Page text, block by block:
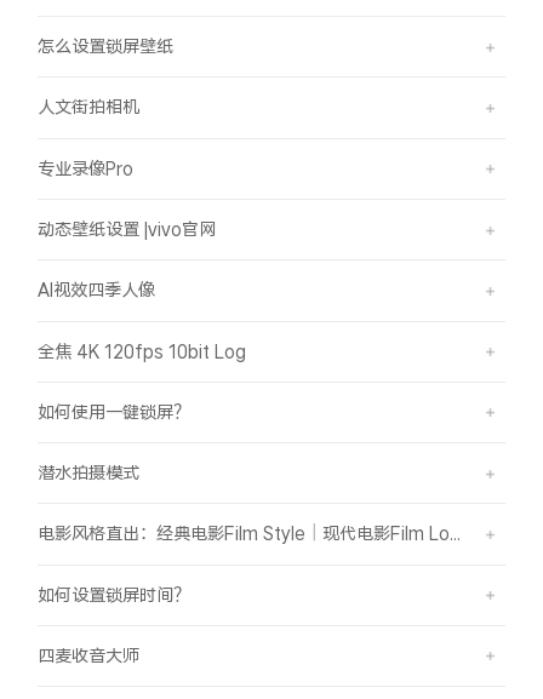
怎么设置锁屏壁纸
人文街拍相机
专业录像Pro
动态壁纸设置 |vivo官网
AI视效四季人像
全焦 4K 120fps 10bit Log
如何使用一键锁屏？
潜水拍摄模式
电影风格直出：经典电影Film Style｜现代电影Film Look
如何设置锁屏时间？
四麦收音大师